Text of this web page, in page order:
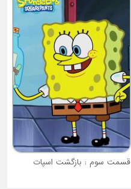
قسمت سوم : بازگشت اسپات